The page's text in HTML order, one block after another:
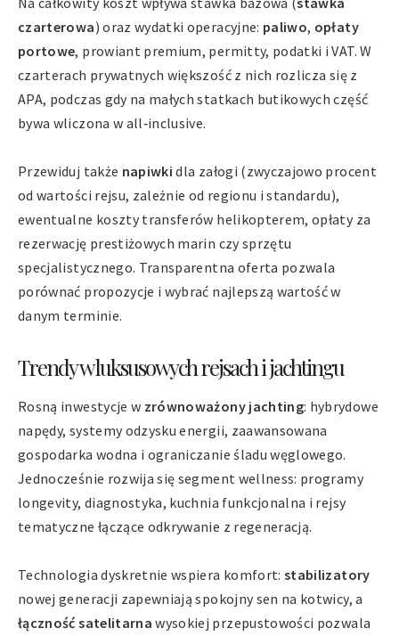
czarterowa) oraz wydatki operacyjne: paliwo, opłaty
portowe, prowiant premium, permitty, podatki i VAT. W
czarterach prywatnych większość z nich rozlicza się z
APA, podczas gdy na małych statkach butikowych część
bywa wliczona w all‑inclusive.
Przewiduj także napiwki dla załogi (zwyczajowo procent
od wartości rejsu, zależnie od regionu i standardu),
ewentualne koszty transferów helikopterem, opłaty za
rezerwację prestiżowych marin czy sprzętu
specjalistycznego. Transparentna oferta pozwala
porównać propozycje i wybrać najlepszą wartość w
danym terminie.
Trendy w luksusowych rejsach i jachtingu
Rosną inwestycje w zrównoważony jachting: hybrydowe
napędy, systemy odzysku energii, zaawansowana
gospodarka wodna i ograniczanie śladu węglowego.
Jednocześnie rozwija się segment wellness: programy
longevity, diagnostyka, kuchnia funkcjonalna i rejsy
tematyczne łączące odkrywanie z regeneracją.
Technologia dyskretnie wspiera komfort: stabilizatory
nowej generacji zapewniają spokojny sen na kotwicy, a
łączność satelitarna wysokiej przepustowości pozwala